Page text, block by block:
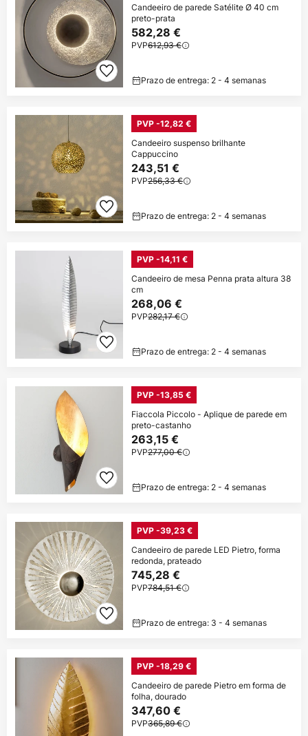
Candeeiro de parede Satélite Ø 40 cm
preto-prata
582,28 €
PVP612,93 €
Prazo de entrega: 2 - 4 semanas
PVP -12,82 €
Candeeiro suspenso brilhante
Cappuccino
243,51 €
PVP256,33 €
Prazo de entrega: 2 - 4 semanas
PVP -14,11 €
Candeeiro de mesa Penna prata altura 38
cm
268,06 €
PVP282,17 €
Prazo de entrega: 2 - 4 semanas
PVP -13,85 €
Fiaccola Piccolo - Aplique de parede em
preto-castanho
263,15 €
PVP277,00 €
Prazo de entrega: 2 - 4 semanas
PVP -39,23 €
Candeeiro de parede LED Pietro, forma
redonda, prateado
745,28 €
PVP784,51 €
Prazo de entrega: 3 - 4 semanas
PVP -18,29 €
Candeeiro de parede Pietro em forma de
folha, dourado
347,60 €
PVP365,89 €